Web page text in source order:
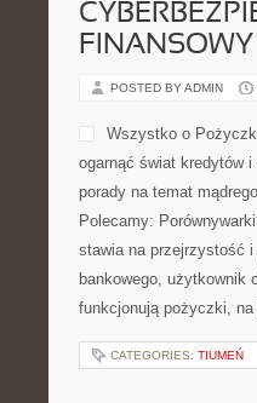
FINANSOWY
POSTED BY ADMIN
Wszystko o
ogarnąć świat kredytów
porady na temat
Polecamy:
stawia na przejrzystość
bankowego, użytkownik
funkcjonują pożyczki,
CATEGORIES: TIUMEŃ